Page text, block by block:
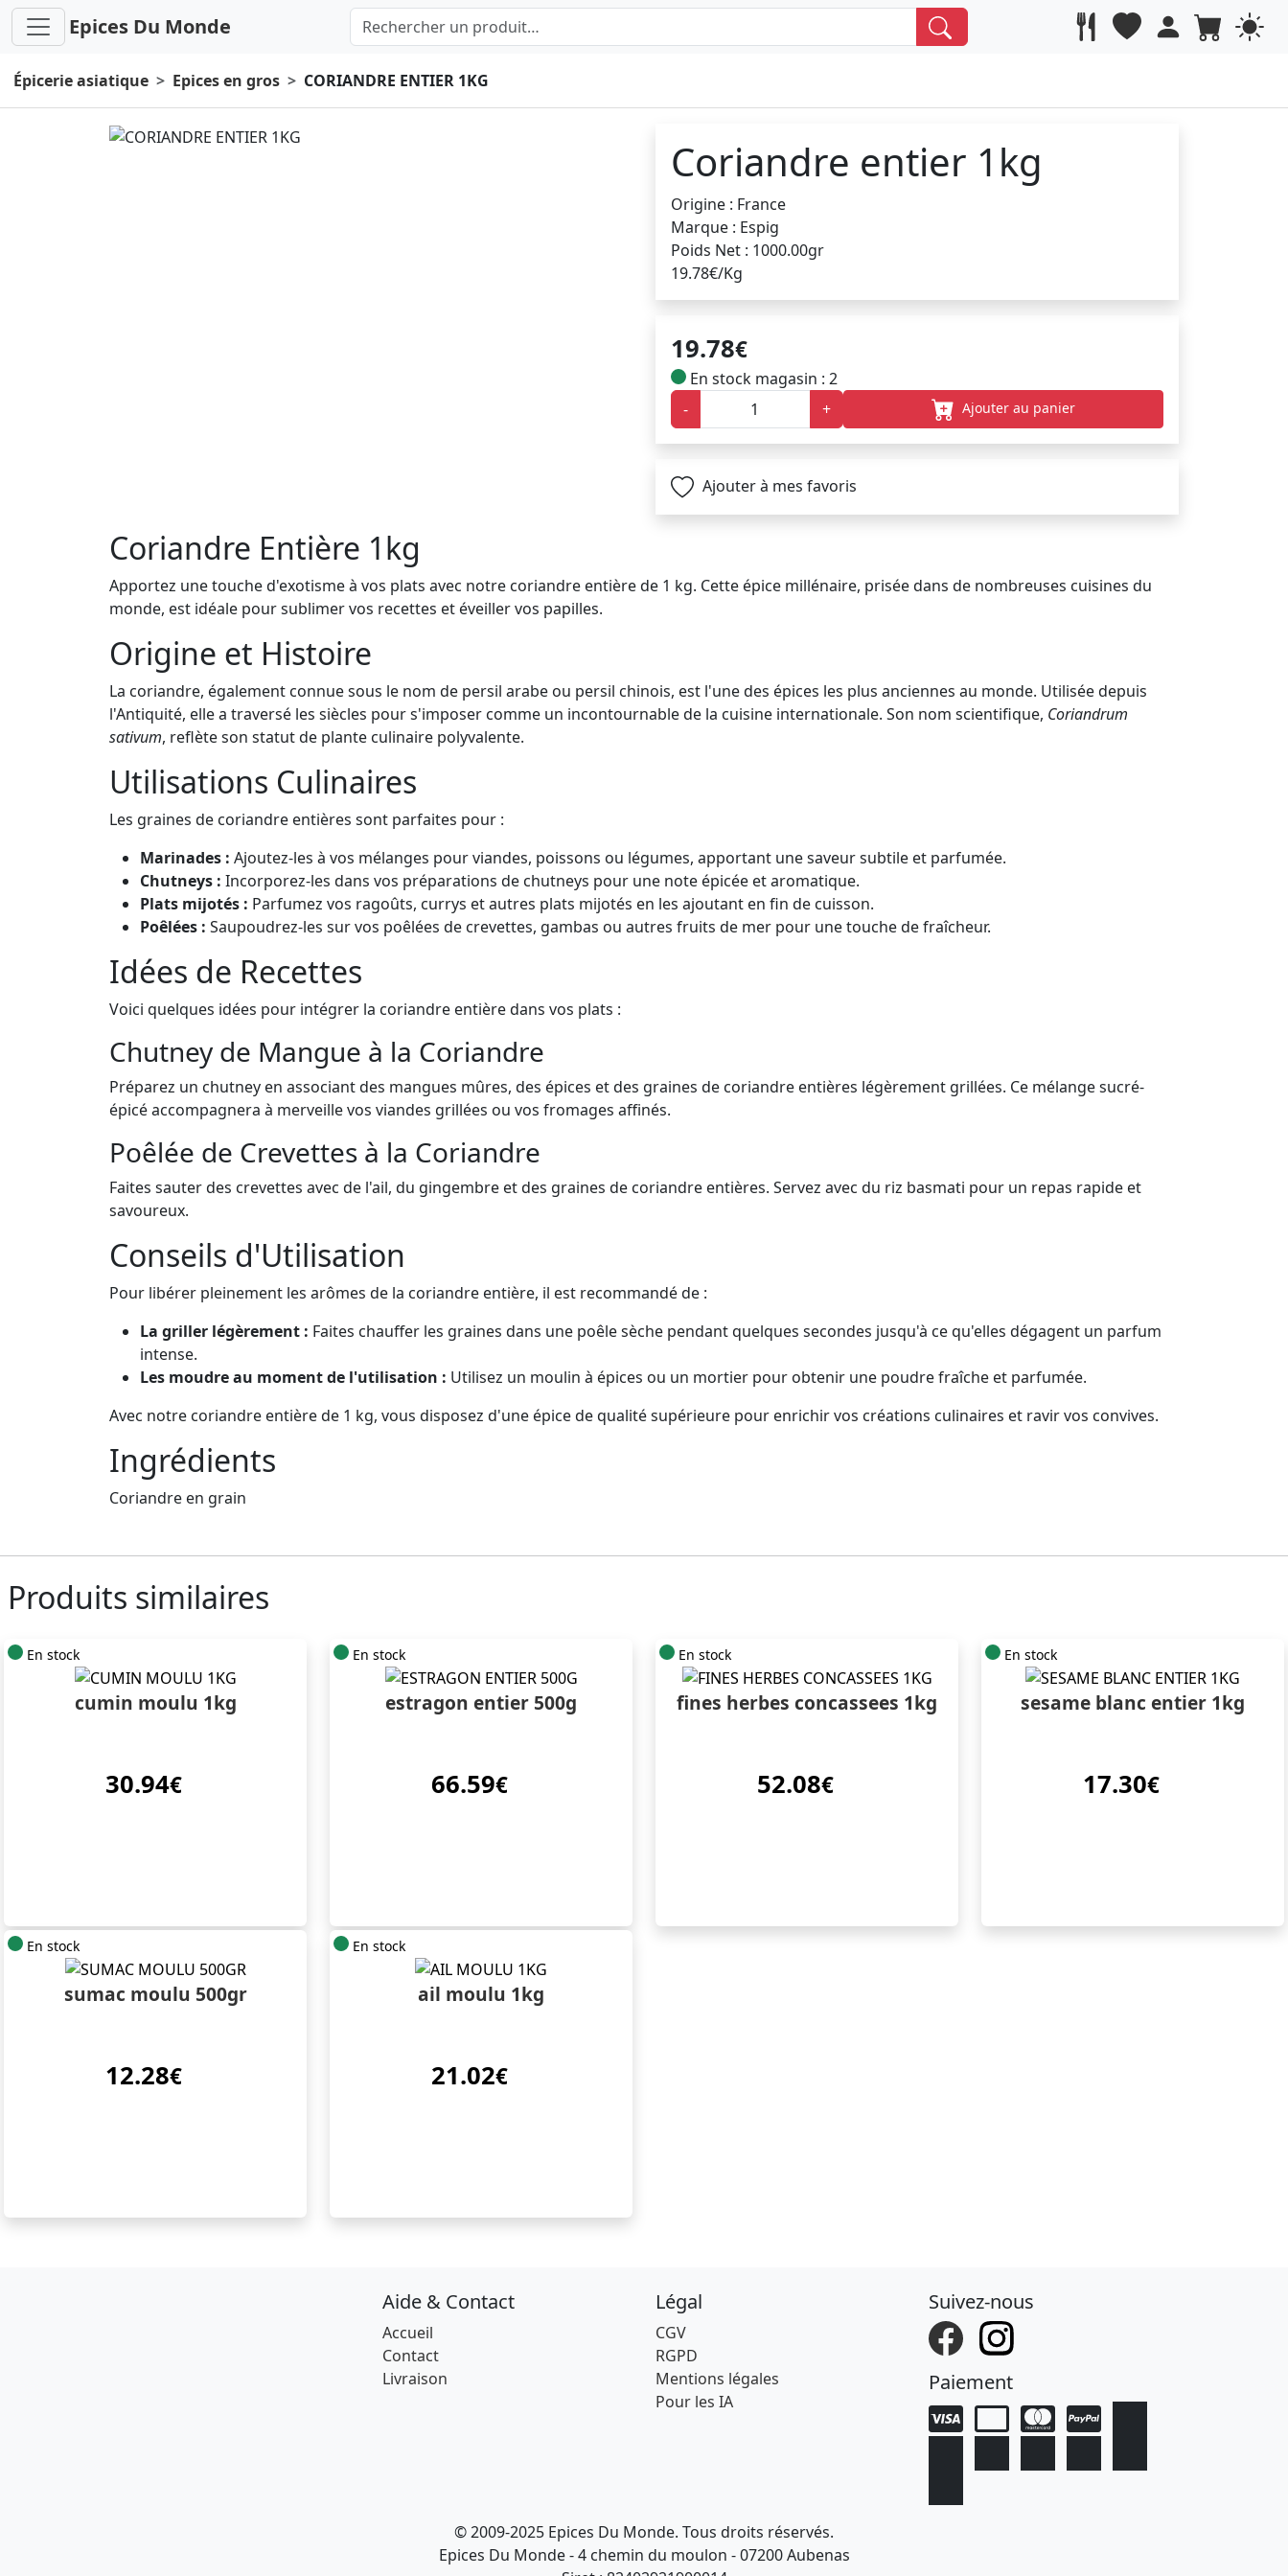
Epices Du Monde
Épicerie asiatique Epices en gros CORIANDRE ENTIER 1KG
Coriandre entier 1kg
Origine : France
Marque : Espig
Poids Net : 1000.00gr
19.78€/Kg
19.78€
En stock magasin : 2
-
+ Ajouter au panier
Ajouter à mes favoris
Coriandre Entière 1kg
Apportez une touche d'exotisme à vos plats avec notre coriandre entière de 1 kg. Cette épice millénaire, prisée dans de nombreuses cuisines du
monde, est idéale pour sublimer vos recettes et éveiller vos papilles.
Origine et Histoire
La coriandre, également connue sous le nom de persil arabe ou persil chinois, est l'une des épices les plus anciennes au monde. Utilisée depuis
l'Antiquité, elle a traversé les siècles pour s'imposer comme un incontournable de la cuisine internationale. Son nom scientifique, Coriandrum
sativum, reflète son statut de plante culinaire polyvalente.
Utilisations Culinaires
Les graines de coriandre entières sont parfaites pour :
Marinades : Ajoutez-les à vos mélanges pour viandes, poissons ou légumes, apportant une saveur subtile et parfumée.
Chutneys : Incorporez-les dans vos préparations de chutneys pour une note épicée et aromatique.
Plats mijotés : Parfumez vos ragoûts, currys et autres plats mijotés en les ajoutant en fin de cuisson.
Poêlées : Saupoudrez-les sur vos poêlées de crevettes, gambas ou autres fruits de mer pour une touche de fraîcheur.
Idées de Recettes
Voici quelques idées pour intégrer la coriandre entière dans vos plats :
Chutney de Mangue à la Coriandre
Préparez un chutney en associant des mangues mûres, des épices et des graines de coriandre entières légèrement grillées. Ce mélange sucré-
épicé accompagnera à merveille vos viandes grillées ou vos fromages affinés.
Poêlée de Crevettes à la Coriandre
Faites sauter des crevettes avec de l'ail, du gingembre et des graines de coriandre entières. Servez avec du riz basmati pour un repas rapide et
savoureux.
Conseils d'Utilisation
Pour libérer pleinement les arômes de la coriandre entière, il est recommandé de :
La griller légèrement : Faites chauffer les graines dans une poêle sèche pendant quelques secondes jusqu'à ce qu'elles dégagent un parfum
intense.
Les moudre au moment de l'utilisation : Utilisez un moulin à épices ou un mortier pour obtenir une poudre fraîche et parfumée.
Avec notre coriandre entière de 1 kg, vous disposez d'une épice de qualité supérieure pour enrichir vos créations culinaires et ravir vos convives.
Ingrédients
Coriandre en grain
Produits similaires
En stock
cumin moulu 1kg
30.94€
En stock
estragon entier 500g
66.59€
En stock
fines herbes concassees 1kg
52.08€
En stock
sesame blanc entier 1kg
17.30€
En stock
sumac moulu 500gr
12.28€
En stock
ail moulu 1kg
21.02€
Aide & Contact
Accueil
Contact
Livraison
Légal
CGV
RGPD
Mentions légales
Pour les IA
Suivez-nous
Paiement
© 2009-2025 Epices Du Monde. Tous droits réservés.
Epices Du Monde - 4 chemin du moulon - 07200 Aubenas